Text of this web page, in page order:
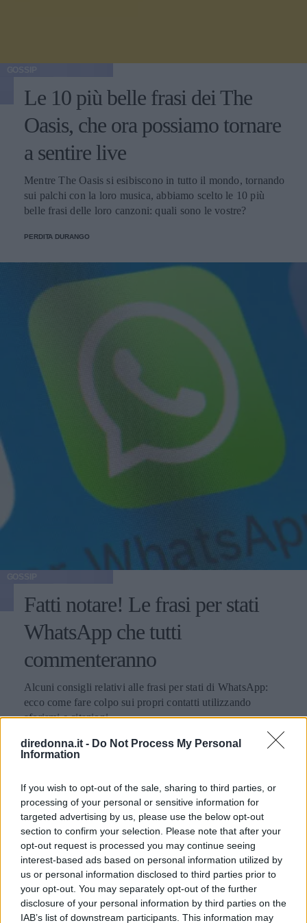
diredonna.it - Do Not Process My Personal
Information
If you wish to opt-out of the sale, sharing to third parties, or
processing of your personal or sensitive information for
targeted advertising by us, please use the below opt-out
section to confirm your selection. Please note that after your
opt-out request is processed you may continue seeing
interest-based ads based on personal information utilized by
us or personal information disclosed to third parties prior to
your opt-out. You may separately opt-out of the further
disclosure of your personal information by third parties on the
IAB’s list of downstream participants. This information may
Le 10 più belle frasi dei The
Oasis, che ora possiamo tornare
a sentire live
Mentre The Oasis si esibiscono in tutto il mondo, tornando
sui palchi con la loro musica, abbiamo scelto le 10 più
belle frasi delle loro canzoni: quali sono le vostre?
PERDITA DURANGO
Fatti notare! Le frasi per stati
WhatsApp che tutti
commenteranno
Alcuni consigli relativi alle frasi per stati di WhatsApp:
ecco come fare colpo sui propri contatti utilizzando
aforismi e citazioni.
PERDITA DURANGO